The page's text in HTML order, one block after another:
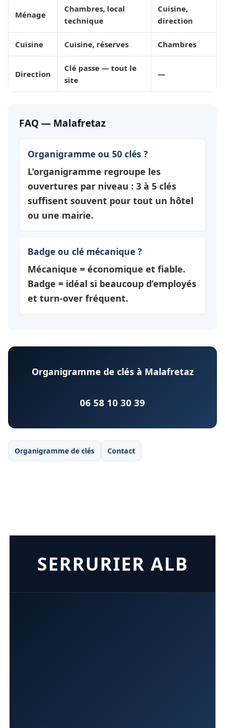
Ménage
Chambres, local
technique
Cuisine,
direction
Cuisine Cuisine, réserves Chambres
Direction
Clé passe — tout le
site
—
FAQ — Malafretaz
Organigramme ou 50 clés ?
L’organigramme regroupe les
ouvertures par niveau : 3 à 5 clés
suffisent souvent pour tout un hôtel
ou une mairie.
Badge ou clé mécanique ?
Mécanique = économique et fiable.
Badge = idéal si beaucoup d’employés
et turn-over fréquent.
Organigramme de clés à Malafretaz
06 58 10 30 39
Organigramme de clés Contact
SERRURIER ALB